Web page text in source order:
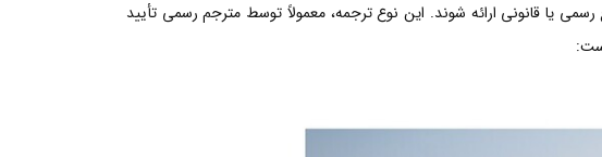
یا قانونی ارائه شوند. این نوع ترجمه، معمولاً توسط مترجم رسمی تأیید